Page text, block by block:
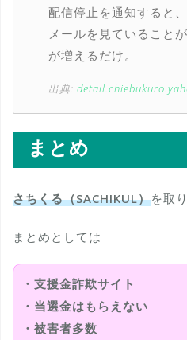
配信停止を通知すると
メールを見ていること
が増えるだけ。
出典:
まとめ
さちくる（SACHIKUL）を取
まとめとしては
・支援金詐欺サイト
・当選金はもらえない
・被害者多数